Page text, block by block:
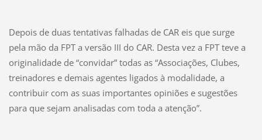
Depois de duas tentativas falhadas de CAR eis que surge
pela mão da FPT a versão III do CAR. Desta vez a FPT teve a
originalidade de “convidar” todas as “Associações, Clubes,
treinadores e demais agentes ligados à modalidade, a
contribuir com as suas importantes opiniões e sugestões
para que sejam analisadas com toda a atenção”.